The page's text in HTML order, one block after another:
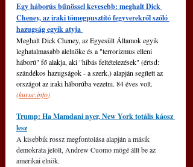
Egy háborús bűnössel kevesebb: meghalt Dick
Cheney, az iraki tömegpusztító fegyverekről szóló
hazugság egyik atyja
Meghalt Dick Cheney, az Egyesült Államok egyik
leghatalmasabb alelnöke és a "terrorizmus elleni
háború" fő alakja, aki "hibás feltételezések" (értsd:
szándékos hazugságok - a szerk.) alapján segített az
országot az iraki háborúba vezetni. 84 éves volt.
(kuruc.info)
Trump: Ha Mamdani nyer, New York totális káosz
lesz
A kisebbik rossz megfontolása alapján a másik
demokrata jelölt, Andrew Cuomo mögé állt be az
amerikai elnök.